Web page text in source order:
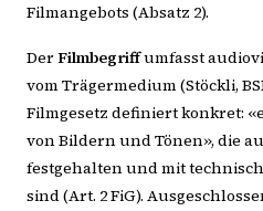
Filmangebots (Absatz 2).
DerFilmbegriffumfasst
vom Trägermedium (Stöckli,
Filmgesetz definiert konkret:
von Bildern und Tönen», die
festgehalten und mit
sind (Art. 2 FiG).